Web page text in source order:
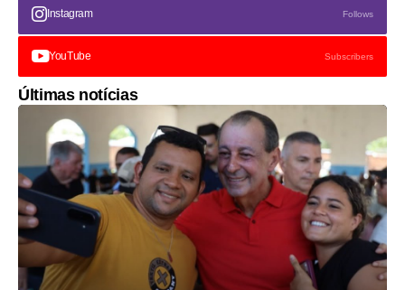
Instagram Follows
YouTube Subscribers
Últimas notícias